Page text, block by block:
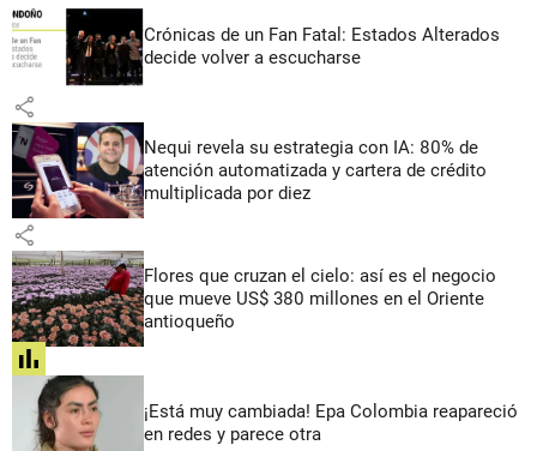
Crónicas de un Fan Fatal: Estados Alterados
decide volver a escucharse
share
Nequi revela su estrategia con IA: 80% de
atención automatizada y cartera de crédito
multiplicada por diez
share
Flores que cruzan el cielo: así es el negocio
que mueve US$ 380 millones en el Oriente
antioqueño
share
¡Está muy cambiada! Epa Colombia reapareció
en redes y parece otra